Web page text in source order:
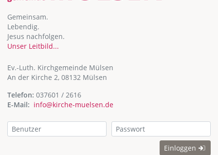
Gemeinsam.
Lebendig.
Jesus nachfolgen.
Unser Leitbild...
Ev.-Luth. Kirchgemeinde Mülsen
An der Kirche 2, 08132 Mülsen
Telefon: 037601 / 2616
E-Mail: info@kirche-muelsen.de
Einloggen